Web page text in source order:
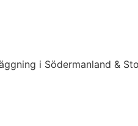
i Södermanland &